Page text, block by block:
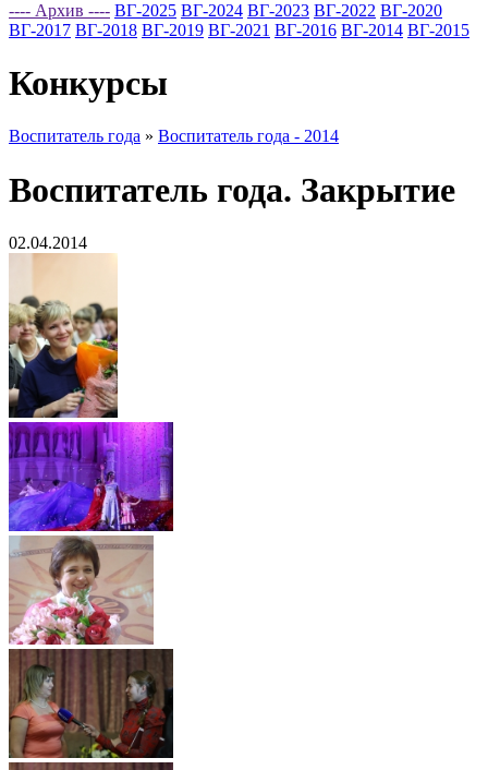
---- Архив ---- ВГ-2025 ВГ-2024 ВГ-2023 ВГ-2022 ВГ-2020
ВГ-2017 ВГ-2018 ВГ-2019 ВГ-2021 ВГ-2016 ВГ-2014 ВГ-2015
Конкурсы
Воспитатель года » Воспитатель года - 2014
Воспитатель года. Закрытие
02.04.2014